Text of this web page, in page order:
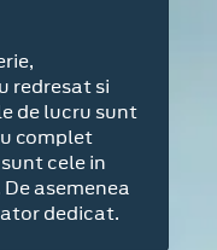
redresat si
de lucru sunt
complet
cele in
asemenea
dedicat.